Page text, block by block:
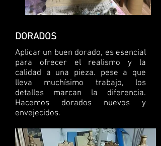
DORADOS
Aplicar un buen dorado, es esencial
para ofrecer el realismo y la
calidad a una pieza. pese a que
lleva muchísimo trabajo, los
detalles marcan la diferencia.
Hacemos dorados nuevos y
envejecidos.